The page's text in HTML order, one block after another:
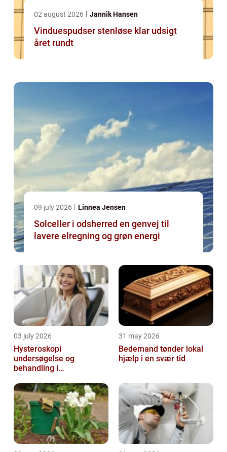
02 august 2026 Jannik Hansen
Vinduespudser stenløse klar udsigt
året rundt
09 july 2026 Linnea Jensen
Solceller i odsherred en genvej til
lavere elregning og grøn energi
03 july 2026
Hysteroskopi
undersøgelse og
behandling i
31 may 2026
Bedemand tønder lokal
hjælp i en svær tid